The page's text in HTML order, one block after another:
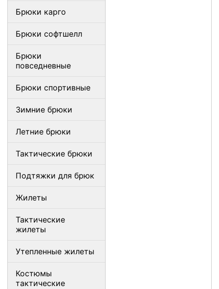
Брюки карго
Брюки софтшелл
Брюки
повседневные
Брюки спортивные
Зимние брюки
Летние брюки
Тактические брюки
Подтяжки для брюк
Жилеты
Тактические
жилеты
Утепленные жилеты
Костюмы
тактические